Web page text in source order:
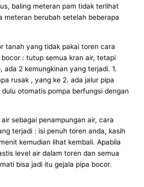
baling meteran pam tidak terlihat
meteran berubah setelah beberapa
tanah yang tidak pakai toren cara
: tutup semua kran air, tetapi
ada 2 kemungkinan yang terjadi. 1.
rusak , yang ke 2. ada jalur pipa
otomatis pompa berfungsi dengan
sebagai penampungan air, cara
terjadi : isi penuh toren anda, kasih
kemudian lihat kembali. Apabila
level air dalam toren dan semua
bisa jadi itu gejala pipa bocor.